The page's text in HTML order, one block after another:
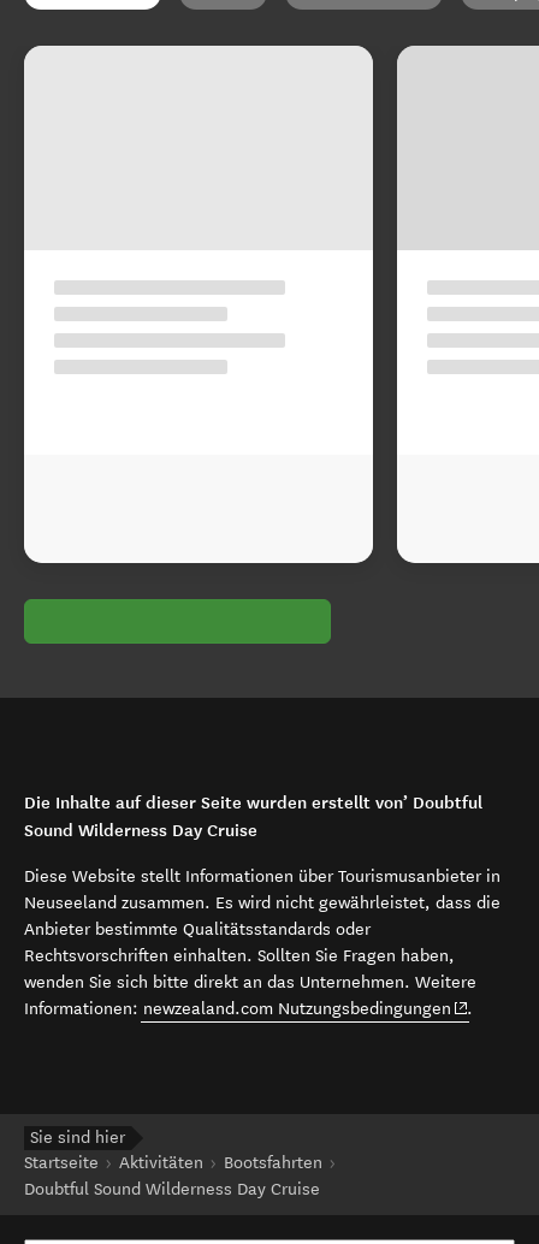
Die Inhalte auf dieser Seite wurden erstellt von’ Doubtful
Sound Wilderness Day Cruise
Diese Website stellt Informationen über Tourismusanbieter in
Neuseeland zusammen. Es wird nicht gewährleistet, dass die
Anbieter bestimmte Qualitätsstandards oder
Rechtsvorschriften einhalten. Sollten Sie Fragen haben,
wenden Sie sich bitte direkt an das Unternehmen. Weitere
Informationen: newzealand.com Nutzungsbedingungen (opens in
.
Sie sind hier
Startseite
Aktivitäten
Bootsfahrten
Doubtful Sound Wilderness Day Cruise